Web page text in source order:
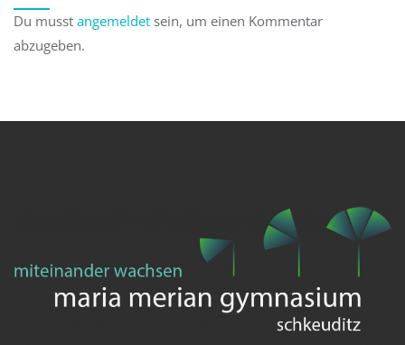
Du musst angemeldet sein, um einen Kommentar
abzugeben.